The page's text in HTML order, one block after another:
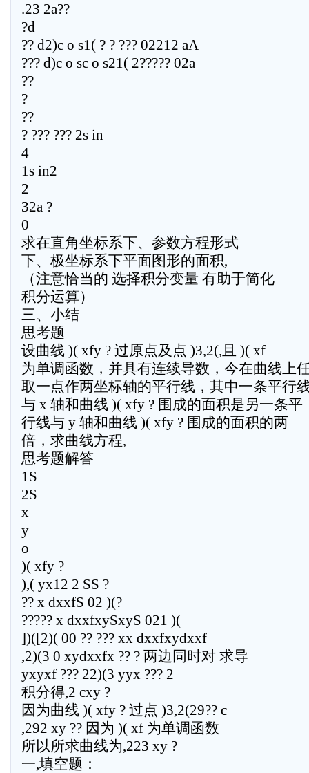
.23 2a??
?d
?? d2)c o s1( ? ? ??? 02212 aA
??? d)c o sc o s21( 2????? 02a
??
?
??
? ??? ??? 2s in
4
1s in2
2
32a ?
0
求在直角坐标系下、参数方程形式
下、极坐标系下平面图形的面积,
（注意恰当的 选择积分变量 有助于简化
积分运算）
三、小结
思考题
设曲线 )( xfy ? 过原点及点 )3,2(,且 )( xf
为单调函数，并具有连续导数，今在曲线上
取一点作两坐标轴的平行线，其中一条平行
与 x 轴和曲线 )( xfy ? 围成的面积是另一条平
行线与 y 轴和曲线 )( xfy ? 围成的面积的两
倍，求曲线方程,
思考题解答
1S
2S
x
y
o
)( xfy ?
),( yx12 2 SS ?
?? x dxxfS 02 )(?
????? x dxxfxySxyS 021 )(
])([2)( 00 ?? ??? xx dxxfxydxxf
,2)(3 0 xydxxfx ?? ? 两边同时对 求导
yxyxf ??? 22)(3 yyx ??? 2
积分得,2 cxy ?
因为曲线 )( xfy ? 过点 )3,2(29?? c
,292 xy ?? 因为 )( xf 为单调函数
所以所求曲线为,223 xy ?
一,填空题：